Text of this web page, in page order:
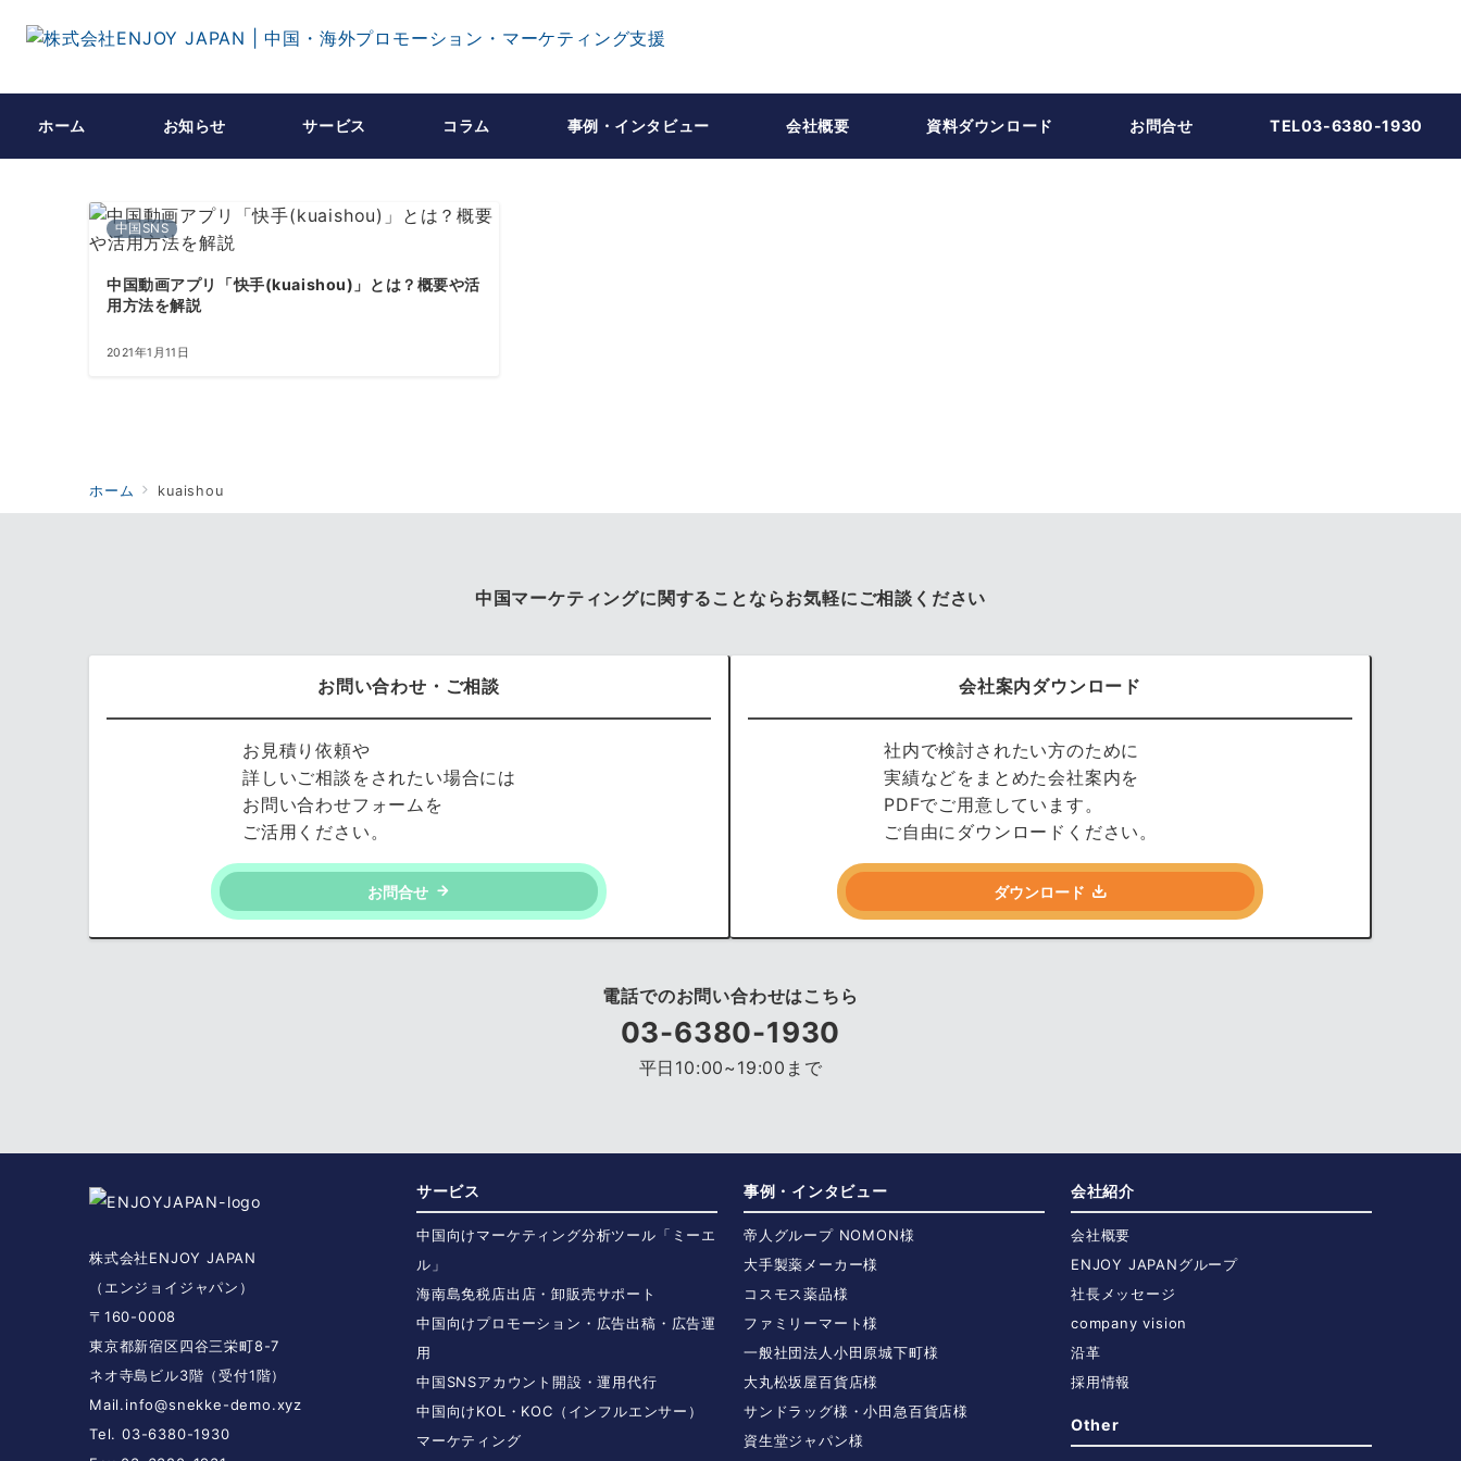
ホーム お知らせ サービス コラム 事例・インタビュー 会社概要 資料ダウンロード お問合せ TEL03-6380-1930
中国SNS
中国動画アプリ「快手(kuaishou)」とは？概要や活
用方法を解説
2021年1月11日
ホーム kuaishou
中国マーケティングに関することならお気軽にご相談ください
お問い合わせ・ご相談
お見積り依頼や
詳しいご相談をされたい場合には
お問い合わせフォームを
ご活用ください。
お問合せ
会社案内ダウンロード
社内で検討されたい方のために
実績などをまとめた会社案内を
PDFでご用意しています。
ご自由にダウンロードください。
ダウンロード
電話でのお問い合わせはこちら
03-6380-1930
平日10:00~19:00まで
株式会社ENJOY JAPAN
（エンジョイジャパン）
〒160-0008
東京都新宿区四谷三栄町8-7
ネオ寺島ビル3階（受付1階）
Mail.info@snekke-demo.xyz
Tel. 03-6380-1930
サービス
中国向けマーケティング分析ツール「ミーエ
ル」
海南島免税店出店・卸販売サポート
中国向けプロモーション・広告出稿・広告運
用
中国SNSアカウント開設・運用代行
中国向けKOL・KOC（インフルエンサー）
マーケティング
事例・インタビュー
帝人グループ NOMON様
大手製薬メーカー様
コスモス薬品様
ファミリーマート様
一般社団法人小田原城下町様
大丸松坂屋百貨店様
サンドラッグ様・小田急百貨店様
資生堂ジャパン様
会社紹介
会社概要
ENJOY JAPANグループ
社長メッセージ
company vision
沿革
採用情報
Other